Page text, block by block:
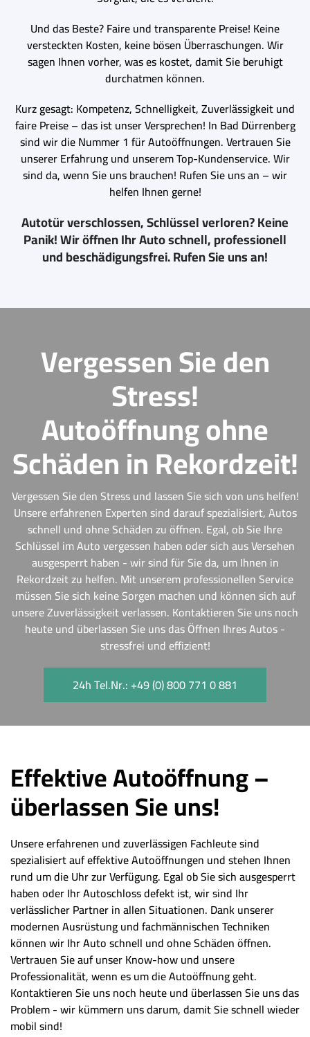
Und das Beste? Faire und transparente Preise! Keine
versteckten Kosten, keine bösen Überraschungen. Wir
sagen Ihnen vorher, was es kostet, damit Sie beruhigt
durchatmen können.
Kurz gesagt: Kompetenz, Schnelligkeit, Zuverlässigkeit und
faire Preise – das ist unser Versprechen! In Bad Dürrenberg
sind wir die Nummer 1 für Autoöffnungen. Vertrauen Sie
unserer Erfahrung und unserem Top-Kundenservice. Wir
sind da, wenn Sie uns brauchen! Rufen Sie uns an – wir
helfen Ihnen gerne!
Autotür verschlossen, Schlüssel verloren? Keine
Panik! Wir öffnen Ihr Auto schnell, professionell
und beschädigungsfrei. Rufen Sie uns an!
Vergessen Sie den
Stress!
Autoöffnung ohne
Schäden in Rekordzeit!
Vergessen Sie den Stress und lassen Sie sich von uns helfen!
Unsere erfahrenen Experten sind darauf spezialisiert, Autos
schnell und ohne Schäden zu öffnen. Egal, ob Sie Ihre
Schlüssel im Auto vergessen haben oder sich aus Versehen
ausgesperrt haben - wir sind für Sie da, um Ihnen in
Rekordzeit zu helfen. Mit unserem professionellen Service
müssen Sie sich keine Sorgen machen und können sich auf
unsere Zuverlässigkeit verlassen. Kontaktieren Sie uns noch
heute und überlassen Sie uns das Öffnen Ihres Autos -
stressfrei und effizient!
24h Tel.Nr.: +49 (0) 800 771 0 881
Effektive Autoöffnung –
überlassen Sie uns!
Unsere erfahrenen und zuverlässigen Fachleute sind
spezialisiert auf effektive Autoöffnungen und stehen Ihnen
rund um die Uhr zur Verfügung. Egal ob Sie sich ausgesperrt
haben oder Ihr Autoschloss defekt ist, wir sind Ihr
verlässlicher Partner in allen Situationen. Dank unserer
modernen Ausrüstung und fachmännischen Techniken
können wir Ihr Auto schnell und ohne Schäden öffnen.
Vertrauen Sie auf unser Know-how und unsere
Professionalität, wenn es um die Autoöffnung geht.
Kontaktieren Sie uns noch heute und überlassen Sie uns das
Problem - wir kümmern uns darum, damit Sie schnell wieder
mobil sind!